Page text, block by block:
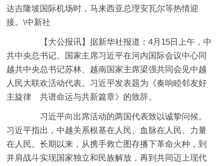
达吉隆坡国际机场时，马来西亚总理安瓦尔等热情迎
接。\中新社
【大公报讯】据新华社报道：4月15日上午，中
共中央总书记、国家主席习近平在河内国际会议中心同
越共中央总书记苏林、越南国家主席梁强共同会见中越
人民大联欢活动代表。习近平发表题为《奏响睦邻友好
主旋律 共谱命运与共新篇章》的致辞。
习近平向出席活动的两国代表致以诚挚问候。
习近平指出，中越关系根基在人民、血脉在人民、力量
在人民。长期以来，从携手救亡图存播下革命火种，到
并肩战斗实现国家独立和民族解放，再到共同迈上现代